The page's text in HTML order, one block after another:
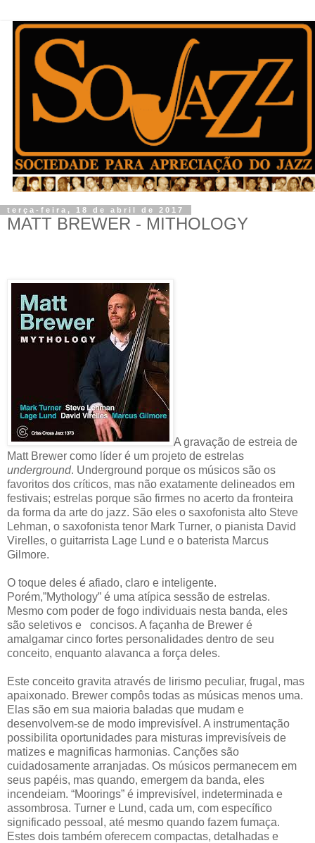
terça-feira, 18 de abril de 2017
MATT BREWER - MITHOLOGY
A gravação de estreia de
Matt Brewer como líder é um projeto de estrelas
underground. Underground porque os músicos são os
favoritos dos críticos, mas não exatamente delineados em
festivais; estrelas porque são firmes no acerto da fronteira
da forma da arte do jazz. São eles o saxofonista alto Steve
Lehman, o saxofonista tenor Mark Turner, o pianista David
Virelles, o guitarrista Lage Lund e o baterista Marcus
Gilmore.
O toque deles é afiado, claro e inteligente.
Porém,”Mythology” é uma atípica sessão de estrelas.
Mesmo com poder de fogo individuais nesta banda, eles
são seletivos e
concisos. A façanha de Brewer é
amalgamar cinco fortes personalidades dentro de seu
conceito, enquanto alavanca a força deles.
Este conceito gravita através de lirismo peculiar, frugal, mas
apaixonado. Brewer compôs todas as músicas menos uma.
Elas são em sua maioria baladas que mudam e
desenvolvem-se de modo imprevisível. A instrumentação
possibilita oportunidades para misturas imprevisíveis de
matizes e magnificas harmonias. Canções são
cuidadosamente arranjadas. Os músicos permanecem em
seus papéis, mas quando, emergem da banda, eles
incendeiam. “Moorings” é imprevisível, indeterminada e
assombrosa. Turner e Lund, cada um, com específico
significado pessoal, até mesmo quando fazem fumaça.
Estes dois também oferecem compactas, detalhadas e